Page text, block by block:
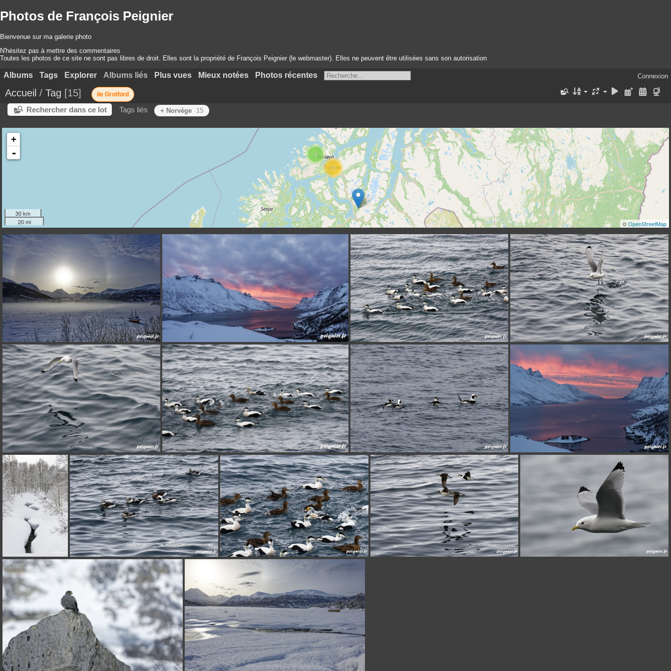
Photos de François Peignier
Bienvenue sur ma galerie photo
N'hésitez pas à mettre des commentaires
Toutes les photos de ce site ne sont pas libres de droit. Elles sont la propriété de François Peignier (le webmaster). Elles ne peuvent être utilisées sans son autorisation
Albums Tags Explorer Albums liés Plus vues Mieux notées Photos récentes Connexion
Accueil / Tag 15 ile Grotford
Rechercher dans ce lot Tags liés + Norvège 15
3
11
+
-
30 km
20 mi
©OpenStreetMap
_F0P8122 _F0P8555_1 _F0P8169 _F0P8319
_F0P8281 _F0P8364 _F0P8213 _F0P8558
_F0P8096 _F0P8336 _F0P8353